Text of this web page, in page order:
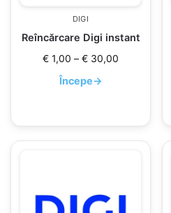
DIGI
Reîncărcare Digi instant
€ 1,00 – € 30,00
Începe→